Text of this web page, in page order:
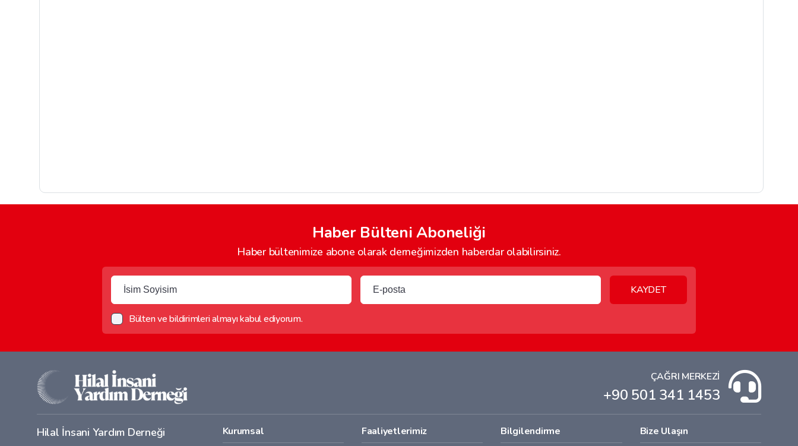
Haber Bülteni Aboneliği
Haber bültenimize abone olarak derneğimizden haberdar olabilirsiniz.
KAYDET
Bülten ve bildirimleri almayı kabul ediyorum.
ÇAĞRI MERKEZİ
+90 501 341 1453
Hilal İnsani Yardım Derneği Kurumsal Faaliyetlerimiz Bilgilendirme Bize Ulaşın